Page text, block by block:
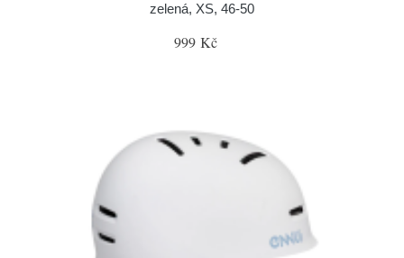
zelená, XS, 46-50
999 Kč